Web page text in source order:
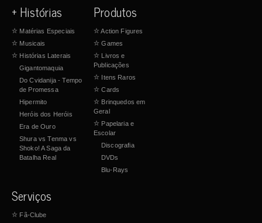
+ Histórias
☆ Matérias Especiais
☆ Musicais
☆ Histórias Laterais
Gigantomaquia
Do Cvidanija - Tempo
de Promessa
Hipermito
Heróis dos Heróis
Era de Ouro
Shura vs Tenma vs
Shoko! A Saga da
Batalha Real
Produtos
☆Action Figures
☆ Games
☆ Livros e
Publicações
☆ Itens Raros
☆ Cards
☆ Brinquedos em
Geral
☆ Papelaria e
Escolar
Discografia
DVDs
Blu-Rays
Serviços
☆ Fã-Clube